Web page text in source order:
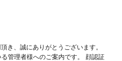
き、誠にありがとうございます。
管理者様へのご案内です。 顔認証